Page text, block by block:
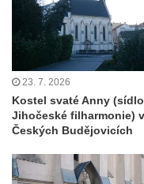
Kenotaf Franze
Teplicích nad Metují
Pomník obětem 2.
v Teplicích nad Metují
Hrob Waltera
Hoře
Benešově nad
23. 7. 2026
Kostel svaté Anny (sídlo
Jihočeské filharmonie) v
Českých Budějovicích